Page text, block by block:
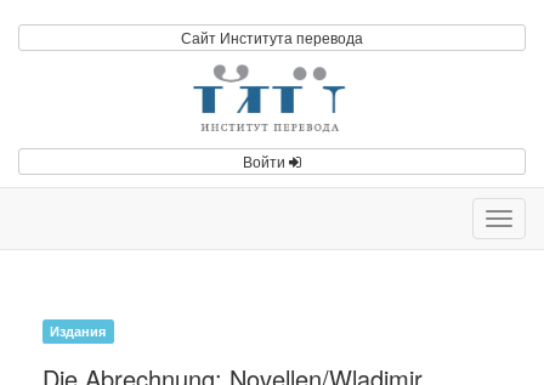
Сайт Института перевода
Войти
Издания